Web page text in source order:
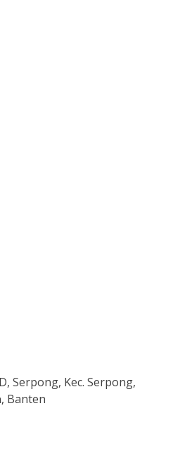
Serpong, Kec. Serpong,
Banten